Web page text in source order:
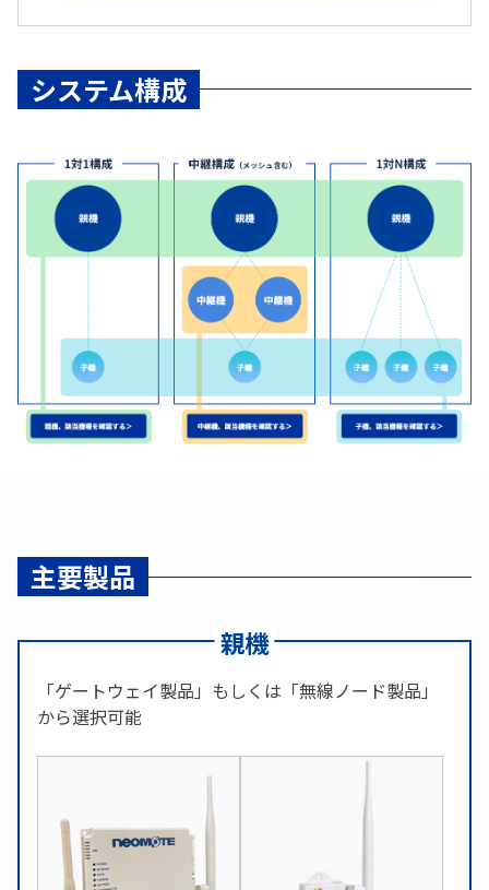
システム構成
主要製品
親機
「ゲートウェイ製品」もしくは「無線ノード製品」
から選択可能